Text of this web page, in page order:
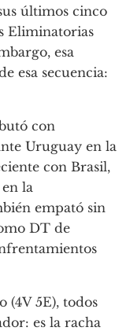
últimos cinco
Eliminatorias
esa
esa secuencia:
con
Uruguay en la
con Brasil,
la
empató sin
DT de
(4V 5E), todos
es la racha